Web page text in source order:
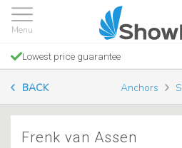
Lowest price guarantee
BACK Anchors
Frenk van Assen